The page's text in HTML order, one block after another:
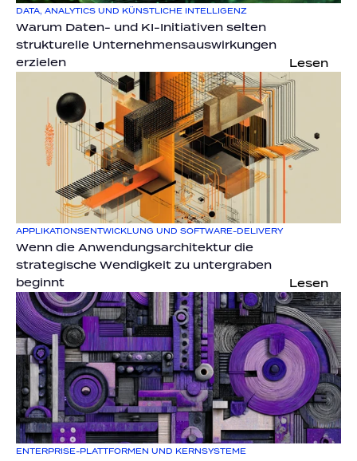
DATA, ANALYTICS UND KÜNSTLICHE INTELLIGENZ
Warum Daten- und KI-Initiativen selten
strukturelle Unternehmensauswirkungen
erzielen
Lesen
APPLIKATIONSENTWICKLUNG UND SOFTWARE-DELIVERY
Wenn die Anwendungsarchitektur die
strategische Wendigkeit zu untergraben
beginnt
Lesen
ENTERPRISE-PLATTFORMEN UND KERNSYSTEME